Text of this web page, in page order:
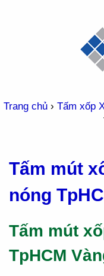
Trang chủ › Tấm xốp
Tấm mút
nóng
Tấm mút
TpHCM